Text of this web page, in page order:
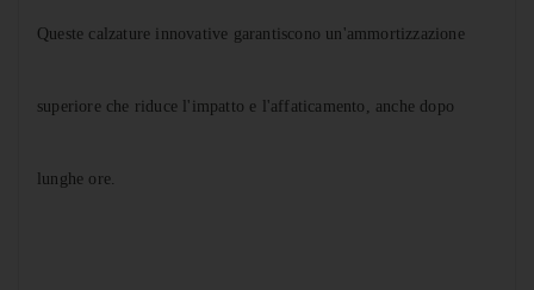
Queste calzature innovative garantiscono un'ammortizzazione
superiore che riduce l'impatto e l'affaticamento, anche dopo
lunghe ore.